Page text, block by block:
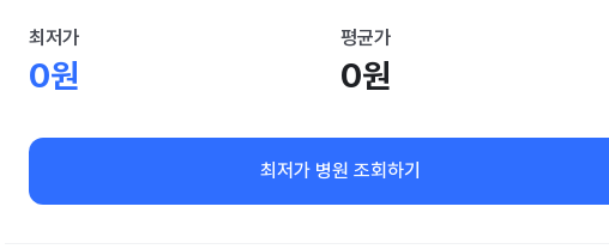
최저가
0원
평균가
0원
최저가 병원 조회하기